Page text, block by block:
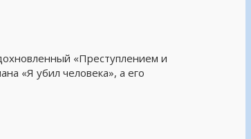
«Преступлением и
«Я убил человека», а его